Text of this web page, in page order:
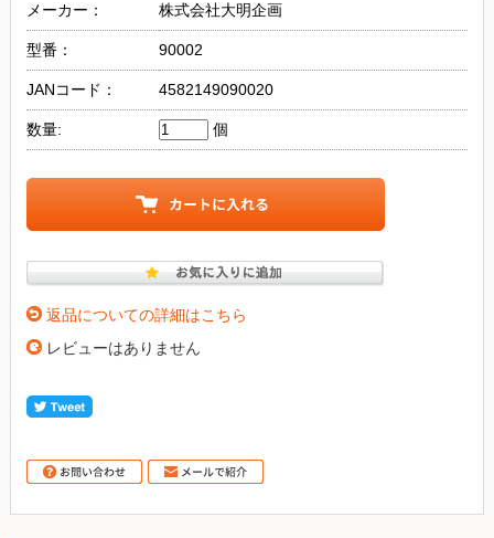
メーカー： 株式会社大明企画
型番： 90002
JANコード： 4582149090020
数量: 個
返品についての詳細はこちら
レビューはありません